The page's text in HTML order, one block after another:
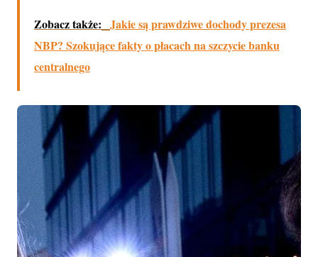
Zobacz także: Jakie są prawdziwe dochody prezesa
NBP? Szokujące fakty o płacach na szczycie banku
centralnego